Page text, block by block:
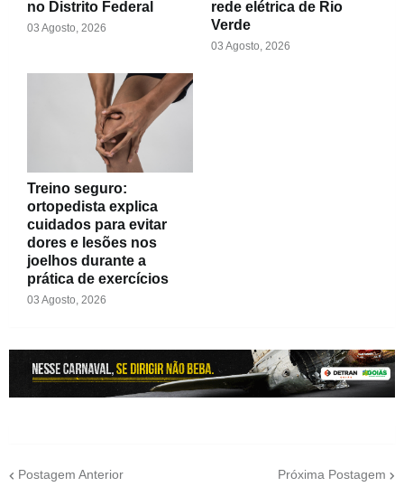
no Distrito Federal
03 Agosto, 2026
rede elétrica de Rio
Verde
03 Agosto, 2026
Treino seguro:
ortopedista explica
cuidados para evitar
dores e lesões nos
joelhos durante a
prática de exercícios
03 Agosto, 2026
Postagem Anterior Próxima Postagem